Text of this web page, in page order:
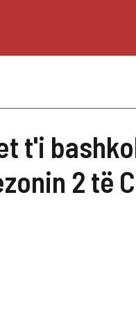
t'i
2 të